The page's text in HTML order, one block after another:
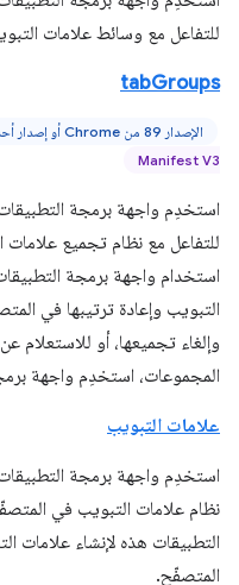
للتفاعل مع وسائط علامات
tabGroups
الإصدار 89 من Chrome أو إصدار أحدث
Manifest V3
استخدِم واجهة برمجة
للتفاعل مع نظام تجميع
استخدام واجهة برمجة
التبويب وإعادة ترتيبها في
وإلغاء تجميعها، أو للاستعلام
المجموعات، استخدِم واجهة
علامات التبويب
استخدِم واجهة برمجة
نظام علامات التبويب في
التطبيقات هذه لإنشاء علامات
المتصفّح.